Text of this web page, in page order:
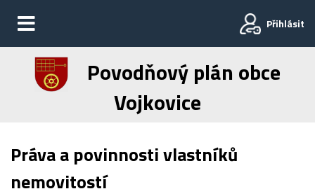
Přihlásit
Povodňový plán obce
Vojkovice
Práva a povinnosti vlastníků
nemovitostí